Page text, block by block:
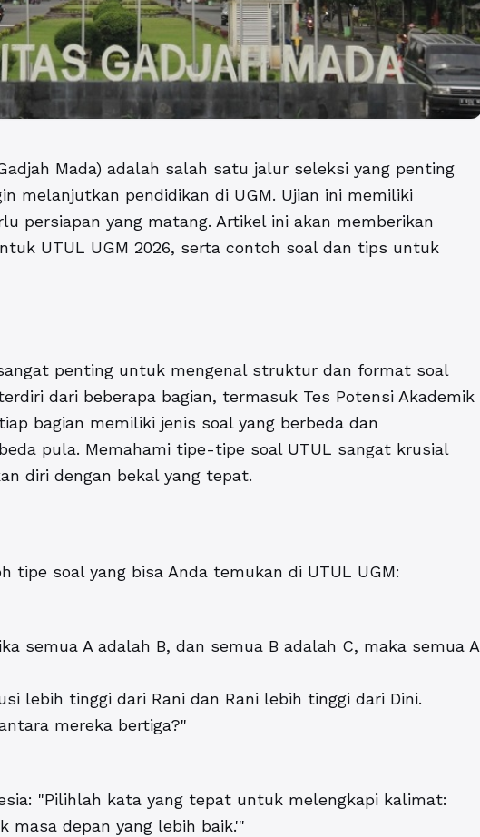
Mada) adalah salah satu jalur seleksi yang penting
melanjutkan pendidikan di UGM. Ujian ini memiliki
persiapan yang matang. Artikel ini akan memberikan
UTUL UGM 2026, serta contoh soal dan tips untuk
penting untuk mengenal struktur dan format soal
dari beberapa bagian, termasuk Tes Potensi Akademik
bagian memiliki jenis soal yang berbeda dan
pula. Memahami tipe-tipe soal UTUL sangat krusial
diri dengan bekal yang tepat.
tipe soal yang bisa Anda temukan di UTUL UGM:
semua A adalah B, dan semua B adalah C, maka semua A
lebih tinggi dari Rani dan Rani lebih tinggi dari Dini.
mereka bertiga?"
"Pilihlah kata yang tepat untuk melengkapi kalimat:
masa depan yang lebih baik.'"